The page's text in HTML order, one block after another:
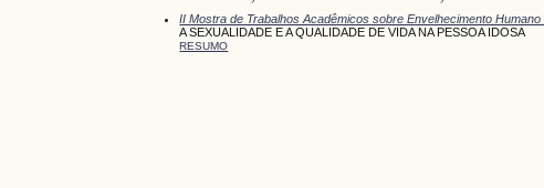
II Mostra de Trabalhos Acadêmicos sobre Envelhecimento
A SEXUALIDADE E A QUALIDADE DE VIDA NA PESSOA IDOSA
RESUMO